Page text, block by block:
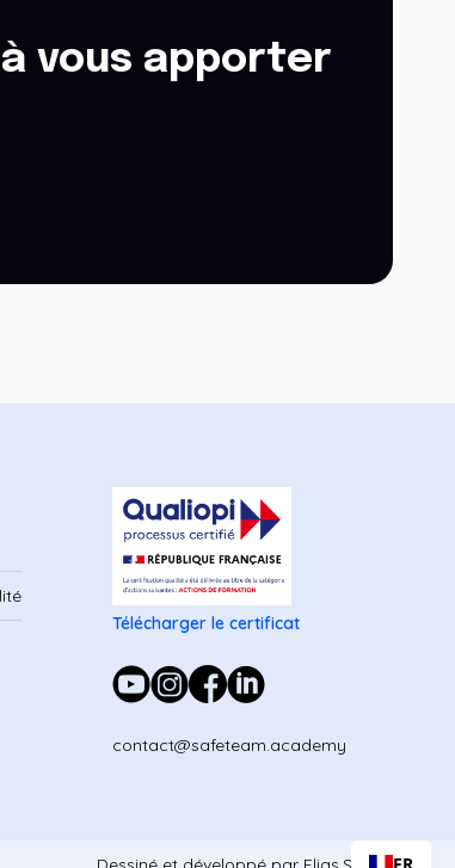
vous apporter
Télécharger le certificat
contact@safeteam.academy